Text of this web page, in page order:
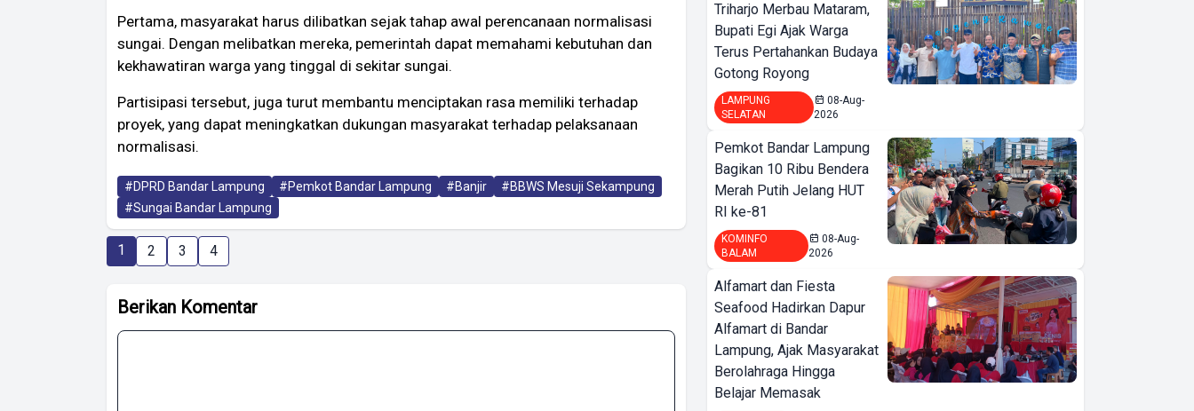
Pertama, masyarakat harus dilibatkan sejak tahap awal perencanaan normalisasi
sungai. Dengan melibatkan mereka, pemerintah dapat memahami kebutuhan dan
kekhawatiran warga yang tinggal di sekitar sungai.
Partisipasi tersebut, juga turut membantu menciptakan rasa memiliki terhadap
proyek, yang dapat meningkatkan dukungan masyarakat terhadap pelaksanaan
normalisasi.
#DPRD Bandar Lampung #Pemkot Bandar Lampung #Banjir
#BBWS Mesuji Sekampung
#Sungai Bandar Lampung
1 2 3 4
Berikan Komentar
Triharjo Merbau Mataram,
Bupati Egi Ajak Warga
Terus Pertahankan Budaya
Gotong Royong
LAMPUNG
SELATAN
08-Aug-
2026
Pemkot Bandar Lampung
Bagikan 10 Ribu Bendera
Merah Putih Jelang HUT
RI ke-81
KOMINFO
BALAM
08-Aug-
2026
Alfamart dan Fiesta
Seafood Hadirkan Dapur
Alfamart di Bandar
Lampung, Ajak Masyarakat
Berolahraga Hingga
Belajar Memasak